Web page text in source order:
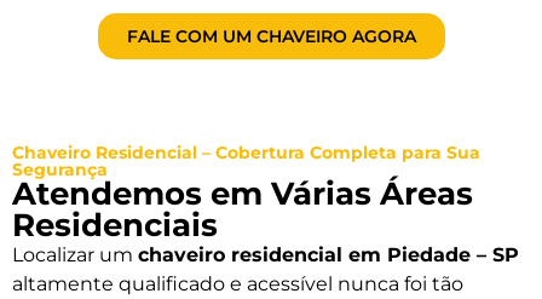
FALE COM UM CHAVEIRO AGORA
Chaveiro Residencial – Cobertura Completa para Sua
Segurança
Atendemos em Várias Áreas
Residenciais
Localizar um chaveiro residencial em Piedade – SP
altamente qualificado e acessível nunca foi tão